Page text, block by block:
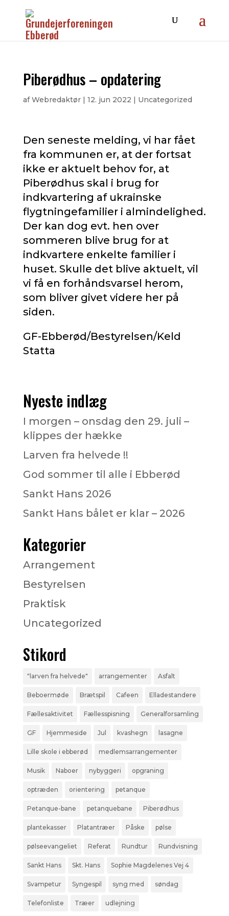
Piberødhus – opdatering
afWebredaktør| 12. jun 2022 | Uncategorized
Den seneste melding, vi har fået
fra kommunen er, at der fortsat
ikke er aktuelt behov for, at
Piberødhus skal i brug for
indkvartering af ukrainske
flygtningefamilier i almindelighed.
Der kan dog evt. hen over
sommeren blive brug for at
indkvartere enkelte familier i
huset. Skulle det blive aktuelt, vil
vi få en forhåndsvarsel herom,
som bliver givet videre her på
siden.
GF-Ebberød/Bestyrelsen/Keld
Statta
Nyeste indlæg
I morgen – onsdag den 29. juli –
klippes der hække
Larven fra helvede !!
God sommer til alle i Ebberød
Sankt Hans 2026
Sankt Hans bålet er klar – 2026
Kategorier
Arrangement
Bestyrelsen
Praktisk
Uncategorized
Stikord
"larven fra helvede" arrangementer Asfalt
Beboermøde Brætspil Cafeen Elladestandere
Fællesaktivitet Fællesspisning Generalforsamling
GF Hjemmeside Jul kvashegn lasagne
Lille skole i ebberød medlemsarrangementer
Musik Naboer nybyggeri opgraning
optræden orientering petanque
Petanque-bane petanquebane Piberødhus
plantekasser Platantræer Påske pølse
pølseevangeliet Referat Rundtur Rundvisning
Sankt Hans Skt. Hans Sophie Magdelenes Vej 4
Svampetur Syngespil syng med søndag
Telefonliste Træer udlejning